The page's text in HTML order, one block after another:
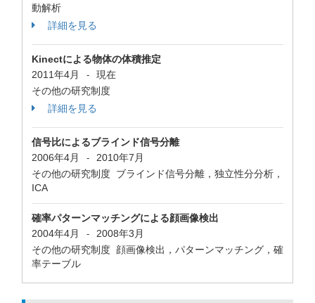
動解析
詳細を見る
Kinectによる物体の体積推定
2011年4月
-
現在
その他の研究制度
詳細を見る
信号比によるブラインド信号分離
2006年4月
-
2010年7月
その他の研究制度 ブラインド信号分離，独立性分分析，
ICA
確率パターンマッチングによる顔画像検出
2004年4月
-
2008年3月
その他の研究制度 顔画像検出，パターンマッチング，確
率テーブル